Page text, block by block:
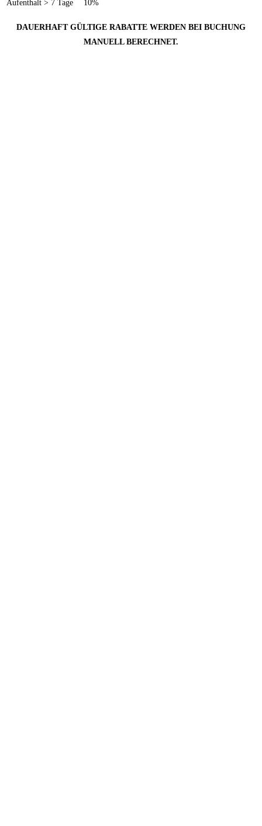
Aufenthalt > 7 Tage 10%
DAUERHAFT GÜLTIGE RABATTE WERDEN BEI BUCHUNG
MANUELL BERECHNET.